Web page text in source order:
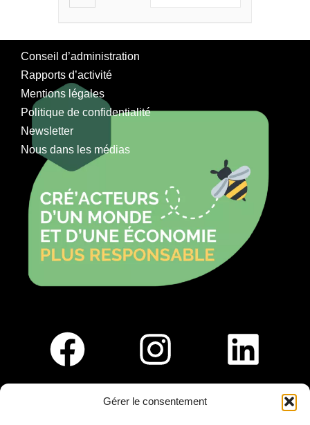
Gérer le consentement
Conseil d’administration
Rapports d’activité
Mentions légales
Politique de confidentialité
Newsletter
Nous dans les médias